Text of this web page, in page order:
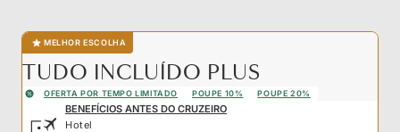
MELHOR ESCOLHA
TUDO INCLUÍDO PLUS
OFERTA POR TEMPO LIMITADO POUPE 10% POUPE 20%
BENEFÍCIOS ANTES DO CRUZEIRO
Hotel